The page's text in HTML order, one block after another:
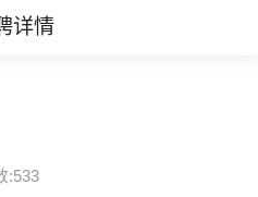
详情
:533